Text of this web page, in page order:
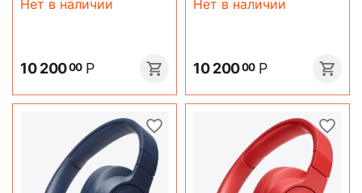
Нет в наличии
10 20000 Р
Нет в наличии
10 20000 Р